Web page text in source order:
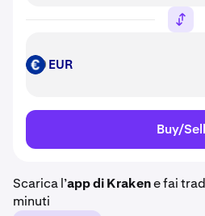
EUR EUR
Buy/Sell
Scarica l’app di Krakene fai
minuti